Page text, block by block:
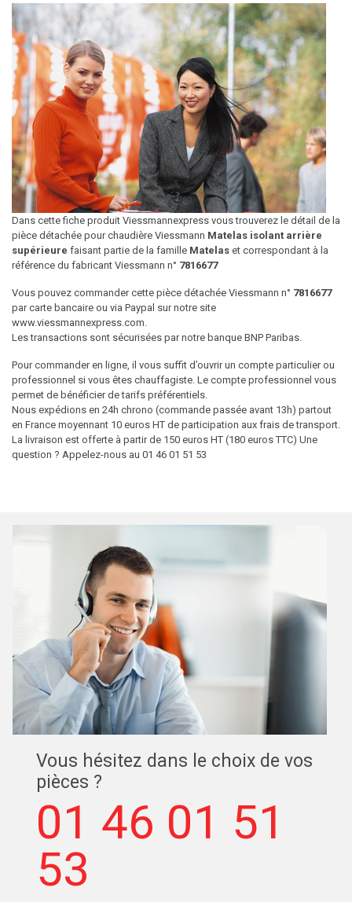
Dans cette fiche produit Viessmannexpress vous trouverez le détail de la
pièce détachée pour chaudière Viessmann Matelas isolant arrière
supérieure faisant partie de la famille Matelas et correspondant à la
référence du fabricant Viessmann n° 7816677
Vous pouvez commander cette pièce détachée Viessmann n° 7816677
par carte bancaire ou via Paypal sur notre site
www.viessmannexpress.com.
Les transactions sont sécurisées par notre banque BNP Paribas.
Pour commander en ligne, il vous suffit d’ouvrir un compte particulier ou
professionnel si vous êtes chauffagiste. Le compte professionnel vous
permet de bénéficier de tarifs préférentiels.
Nous expédions en 24h chrono (commande passée avant 13h) partout
en France moyennant 10 euros HT de participation aux frais de transport.
La livraison est offerte à partir de 150 euros HT (180 euros TTC) Une
question ? Appelez-nous au 01 46 01 51 53
Vous hésitez dans le choix de vos
pièces ?
01 46 01 51
53